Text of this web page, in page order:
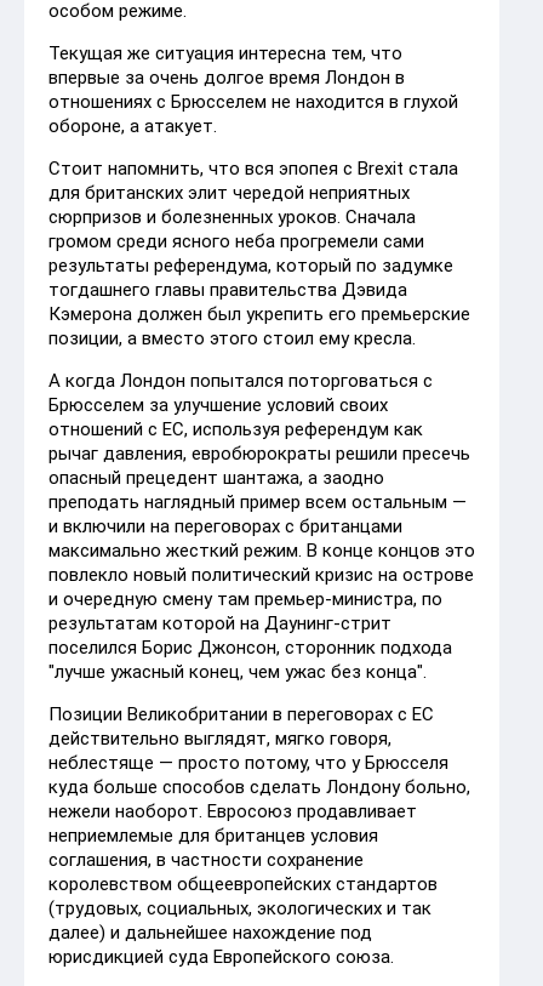
особом режиме.
Текущая же ситуация интересна тем, что
впервые за очень долгое время Лондон в
отношениях с Брюсселем не находится в глухой
обороне, а атакует.
Стоит напомнить, что вся эпопея с Brexit стала
для британских элит чередой неприятных
сюрпризов и болезненных уроков. Сначала
громом среди ясного неба прогремели сами
результаты референдума, который по задумке
тогдашнего главы правительства Дэвида
Кэмерона должен был укрепить его премьерские
позиции, а вместо этого стоил ему кресла.
А когда Лондон попытался поторговаться с
Брюсселем за улучшение условий своих
отношений с ЕС, используя референдум как
рычаг давления, евробюрократы решили пресечь
опасный прецедент шантажа, а заодно
преподать наглядный пример всем остальным —
и включили на переговорах с британцами
максимально жесткий режим. В конце концов это
повлекло новый политический кризис на острове
и очередную смену там премьер-министра, по
результатам которой на Даунинг-стрит
поселился Борис Джонсон, сторонник подхода
"лучше ужасный конец, чем ужас без конца".
Позиции Великобритании в переговорах с ЕС
действительно выглядят, мягко говоря,
неблестяще — просто потому, что у Брюсселя
куда больше способов сделать Лондону больно,
нежели наоборот. Евросоюз продавливает
неприемлемые для британцев условия
соглашения, в частности сохранение
королевством общеевропейских стандартов
(трудовых, социальных, экологических и так
далее) и дальнейшее нахождение под
юрисдикцией суда Европейского союза.